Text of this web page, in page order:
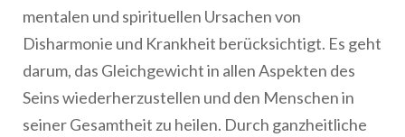
mentalen und spirituellen Ursachen von
Disharmonie und Krankheit berücksichtigt. Es geht
darum, das Gleichgewicht in allen Aspekten des
Seins wiederherzustellen und den Menschen in
seiner Gesamtheit zu heilen. Durch ganzheitliche